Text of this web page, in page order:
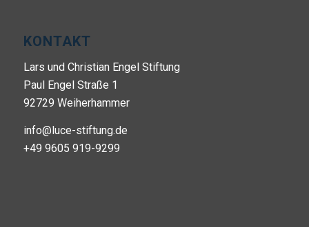
KONTAKT
Lars und Christian Engel Stiftung
Paul Engel Straße 1
92729 Weiherhammer
info@luce-stiftung.de
+49 9605 919-9299